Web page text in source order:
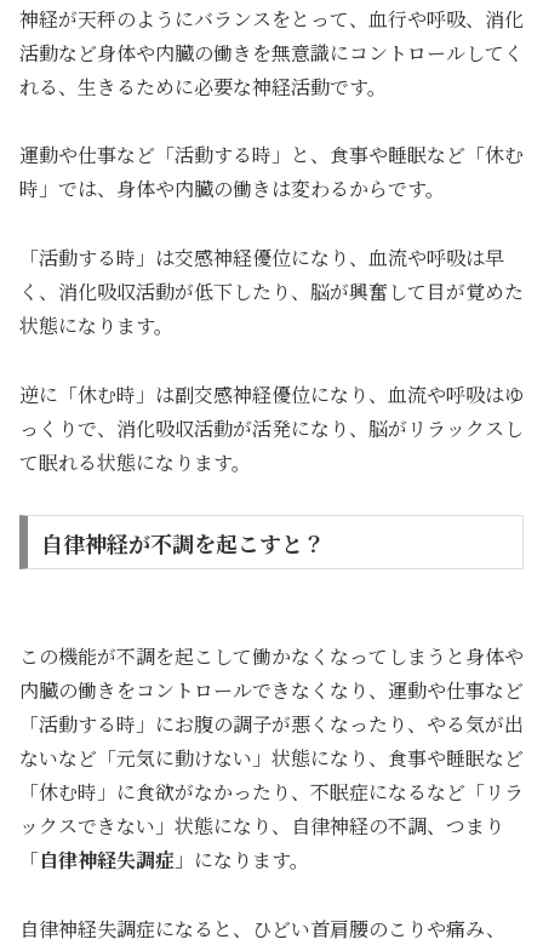
神経が天秤のようにバランスをとって、血行や呼吸、消化
活動など身体や内臓の働きを無意識にコントロールしてく
れる、生きるために必要な神経活動です。
運動や仕事など「活動する時」と、食事や睡眠など「休む
時」では、身体や内臓の働きは変わるからです。
「活動する時」は交感神経優位になり、血流や呼吸は早
く、消化吸収活動が低下したり、脳が興奮して目が覚めた
状態になります。
逆に「休む時」は副交感神経優位になり、血流や呼吸はゆ
っくりで、消化吸収活動が活発になり、脳がリラックスし
て眠れる状態になります。
自律神経が不調を起こすと？
この機能が不調を起こして働かなくなってしまうと身体や
内臓の働きをコントロールできなくなり、運動や仕事など
「活動する時」にお腹の調子が悪くなったり、やる気が出
ないなど「元気に動けない」状態になり、食事や睡眠など
「休む時」に食欲がなかったり、不眠症になるなど「リラ
ックスできない」状態になり、自律神経の不調、つまり
「自律神経失調症 」になります。
自律神経失調症になると、ひどい首肩腰のこりや痛み、